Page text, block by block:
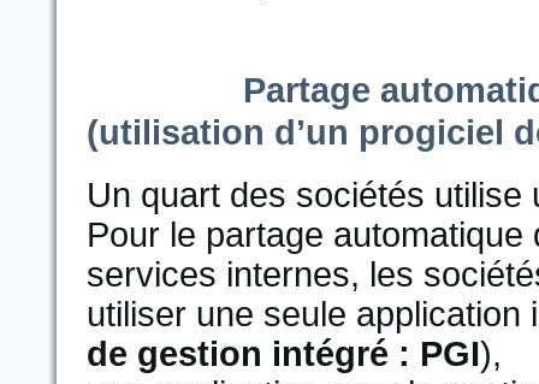
Partage
(utilisation d’un progiciel
Un quart des sociétés
Pour le partage
services internes, les
utiliser une seule
de gestion intégré : PGI),